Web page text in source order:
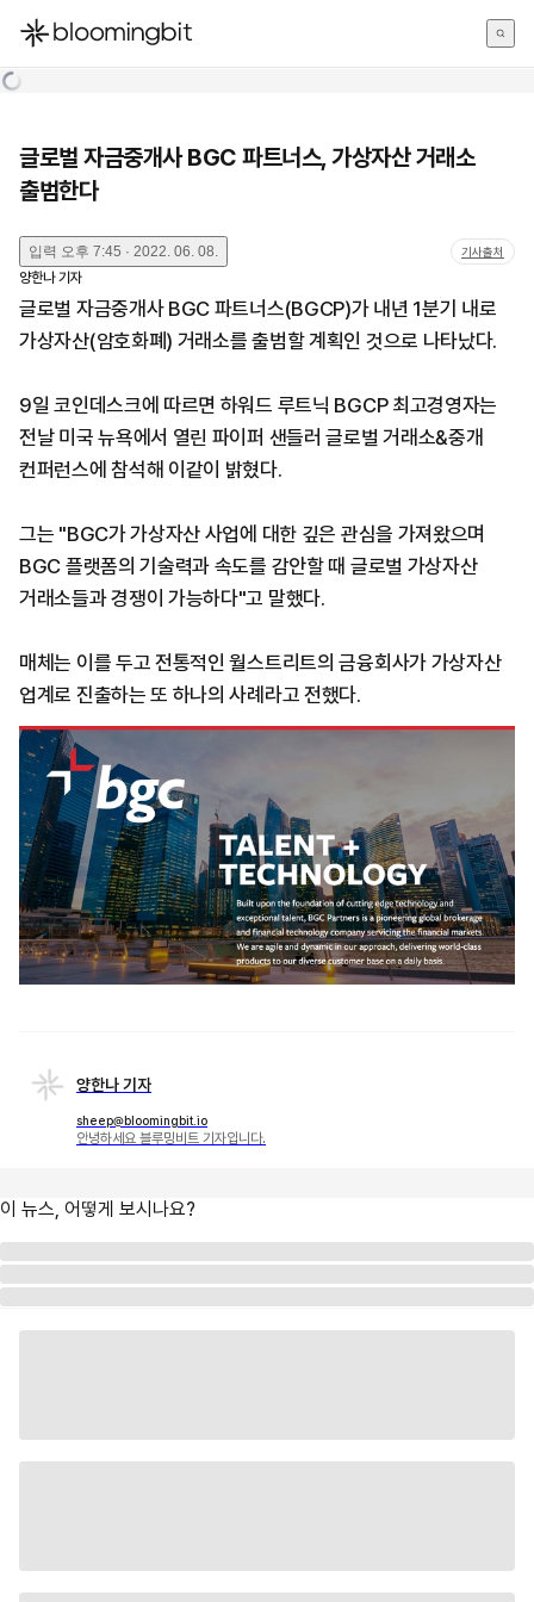
한국어
글로벌 자금중개사 BGC 파트너스, 가상자산 거래소
출범한다
입력 오후 7:45 · 2022. 06. 08. 기사출처
양한나 기자
글로벌 자금중개사 BGC 파트너스(BGCP)가 내년 1분기 내로
가상자산(암호화폐) 거래소를 출범할 계획인 것으로 나타났다.
9일 코인데스크에 따르면 하워드 루트닉 BGCP 최고경영자는
전날 미국 뉴욕에서 열린 파이퍼 샌들러 글로벌 거래소&중개
컨퍼런스에 참석해 이같이 밝혔다.
그는 "BGC가 가상자산 사업에 대한 깊은 관심을 가져왔으며
BGC 플랫폼의 기술력과 속도를 감안할 때 글로벌 가상자산
거래소들과 경쟁이 가능하다"고 말했다.
매체는 이를 두고 전통적인 월스트리트의 금융회사가 가상자산
업계로 진출하는 또 하나의 사례라고 전했다.
양한나 기자
sheep@bloomingbit.io
안녕하세요 블루밍비트 기자입니다.
이 뉴스, 어떻게 보시나요?